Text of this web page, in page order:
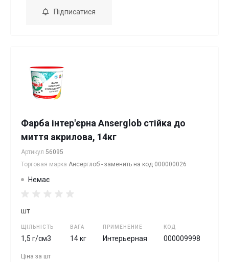
Підписатися
Фарба інтер'єрна Anserglob стійка до
миття акрилова, 14кг
Артикул 56095
Торговая марка Ансерглоб - заменить на код 000000026
Немає
шт
ЩІЛЬНІСТЬ
1,5 г/см3
ВАГА
14 кг
ПРИМЕНЕНИЕ
Интерьерная
КОД
000009998
Ціна за шт